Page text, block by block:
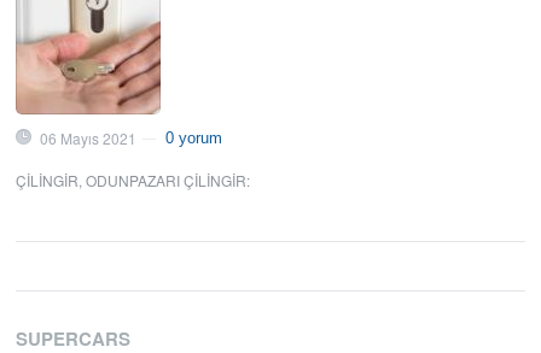
06 Mayıs 2021 0 yorum
ÇILINGIR,ODUNPAZARI ÇILINGIR:
SUPERCARS